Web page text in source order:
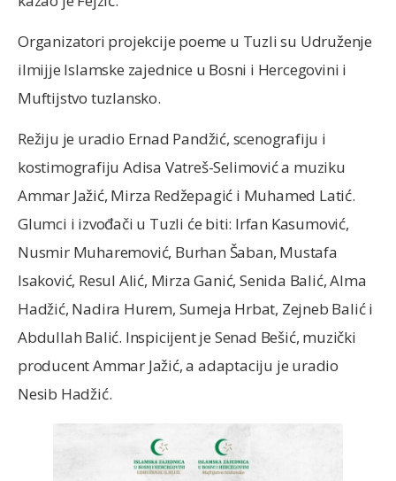
Organizatori projekcije poeme u Tuzli su Udruženje
ilmijje Islamske zajednice u Bosni i Hercegovini i
Muftijstvo tuzlansko.
Režiju je uradio Ernad Pandžić, scenografiju i
kostimografiju Adisa Vatreš-Selimović a muziku
Ammar Jažić, Mirza Redžepagić i Muhamed Latić.
Glumci i izvođači u Tuzli će biti: Irfan Kasumović,
Nusmir Muharemović, Burhan Šaban, Mustafa
Isaković, Resul Alić, Mirza Ganić, Senida Balić, Alma
Hadžić, Nadira Hurem, Sumeja Hrbat, Zejneb Balić i
Abdullah Balić. Inspicijent je Senad Bešić, muzički
producent Ammar Jažić, a adaptaciju je uradio
Nesib Hadžić.